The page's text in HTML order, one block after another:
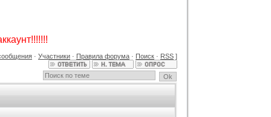
· Участники · Правила форума · Поиск · RSS ]